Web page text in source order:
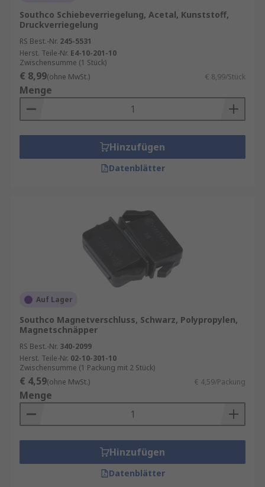
Southco Schiebeverriegelung, Acetal, Kunststoff,
Druckverriegelung
RS Best.-Nr. 245-5531
Herst. Teile-Nr. E4-10-201-10
Zwischensumme (1 Stück)
€ 8,99(ohne MwSt.) € 8,99/Stück
Menge
Hinzufügen
Datenblätter
Auf Lager
Southco Magnetverschluss, Schwarz, Polypropylen,
Magnetschnäpper
RS Best.-Nr. 340-2099
Herst. Teile-Nr. 02-10-301-10
Zwischensumme (1 Packung mit 2 Stück)
€ 4,59(ohne MwSt.) € 4,59/Packung
Menge
Hinzufügen
Datenblätter